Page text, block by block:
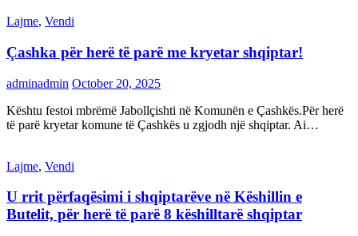
Lajme, Vendi
Çashka për herë të parë me kryetar shqiptar!
adminadmin October 20, 2025
Kështu festoi mbrëmë Jabollçishti në Komunën e Çashkës.Për herë
të parë kryetar komune të Çashkës u zgjodh një shqiptar. Ai…
Lajme, Vendi
U rrit përfaqësimi i shqiptarëve në Këshillin e
Butelit, për herë të parë 8 këshilltarë shqiptar